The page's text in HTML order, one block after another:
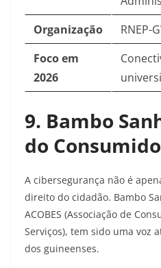
Organização
RNEP-
Foco em
2026
9. Bambo
do
A cibersegurança não é
direito do cidadão. Bambo
ACOBES (Associação de
Serviços), tem sido uma voz
dos guineenses.